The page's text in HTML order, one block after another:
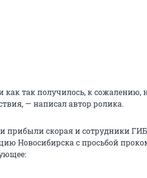
как так получилось, к сожалению,
— написал автор ролика.
прибыли скорая и сотрудники
Новосибирска с просьбой